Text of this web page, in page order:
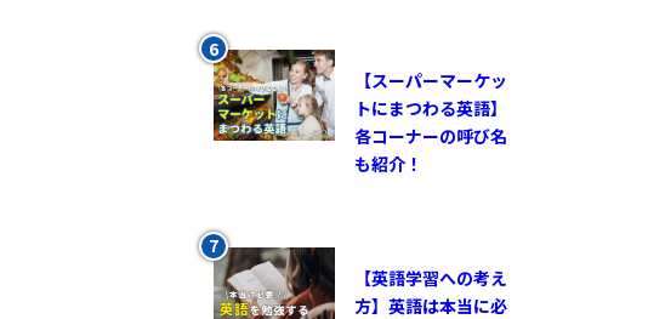
【スーパーマーケッ
トにまつわる英語】
各コーナーの呼び名
も紹介！
【英語学習への考え
方】英語は本当に必